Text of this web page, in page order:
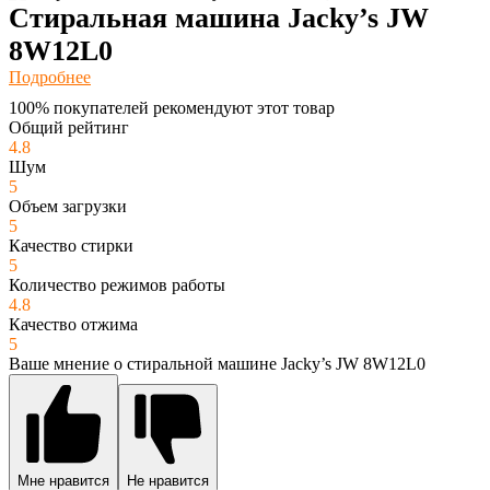
Стиральная машина Jacky’s JW
8W12L0
Подробнее
100% покупателей рекомендуют этот товар
Общий рейтинг
4.8
Шум
5
Объем загрузки
5
Качество стирки
5
Количество режимов работы
4.8
Качество отжима
5
Ваше мнение о стиральной машине Jacky’s JW 8W12L0
Мне нравится Не нравится